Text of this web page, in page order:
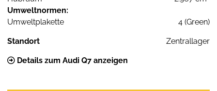
Umweltnormen:
Umweltplakette
4 (Green)
Standort Zentrallager
Details zum Audi Q7 anzeigen